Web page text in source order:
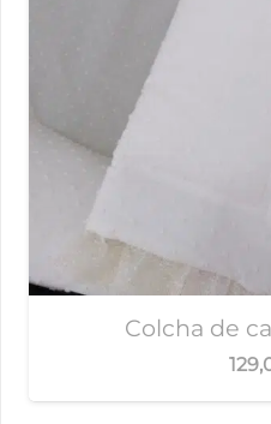
Colcha de